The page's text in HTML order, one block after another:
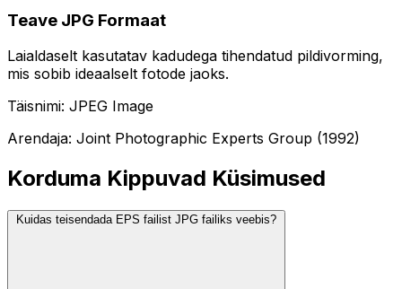
Teave JPG Formaat
Laialdaselt kasutatav kadudega tihendatud pildivorming,
mis sobib ideaalselt fotode jaoks.
Täisnimi: JPEG Image
Arendaja: Joint Photographic Experts Group (1992)
Korduma Kippuvad Küsimused
Kuidas teisendada EPS failist JPG failiks veebis?